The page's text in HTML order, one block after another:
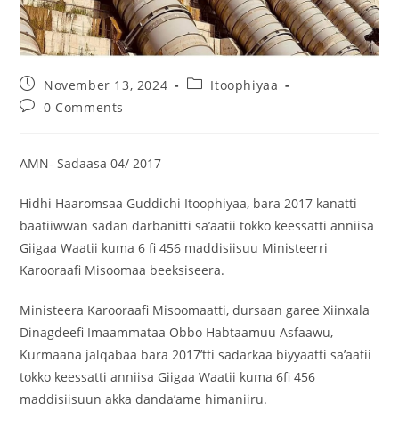
November 13, 2024
Itoophiyaa
0 Comments
AMN- Sadaasa 04/ 2017
Hidhi Haaromsaa Guddichi Itoophiyaa, bara 2017 kanatti
baatiiwwan sadan darbanitti sa’aatii tokko keessatti anniisa
Giigaa Waatii kuma 6 fi 456 maddisiisuu Ministeerri
Karooraafi Misoomaa beeksiseera.
Ministeera Karooraafi Misoomaatti, dursaan garee Xiinxala
Dinagdeefi Imaammataa Obbo Habtaamuu Asfaawu,
Kurmaana jalqabaa bara 2017’tti sadarkaa biyyaatti sa’aatii
tokko keessatti anniisa Giigaa Waatii kuma 6fi 456
maddisiisuun akka danda’ame himaniiru.